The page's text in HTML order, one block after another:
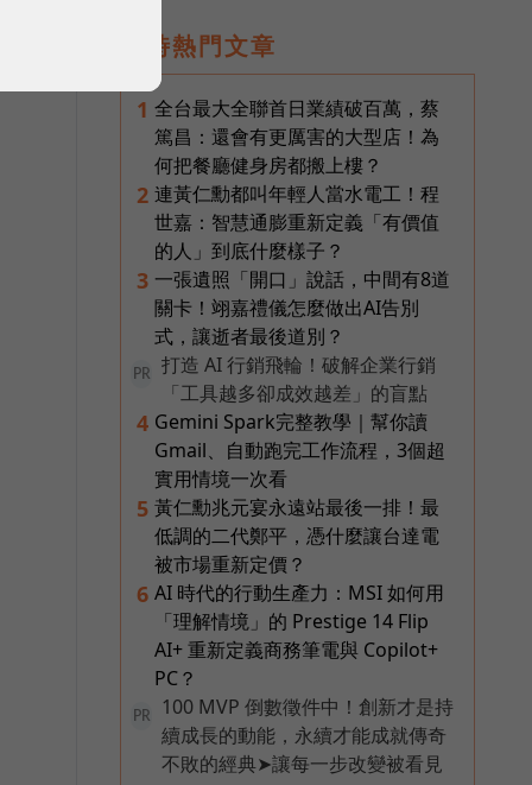
即時熱門文章
1 全台最大全聯首日業績破百萬，蔡
篤昌：還會有更厲害的大型店！為
何把餐廳健身房都搬上樓？
2 連黃仁勳都叫年輕人當水電工！程
世嘉：智慧通膨重新定義「有價值
的人」到底什麼樣子？
3 一張遺照「開口」說話，中間有8道
關卡！翊嘉禮儀怎麼做出AI告別
式，讓逝者最後道別？
PR
打造 AI 行銷飛輪！破解企業行銷
「工具越多卻成效越差」的盲點
4 Gemini Spark完整教學｜幫你讀
Gmail、自動跑完工作流程，3個超
實用情境一次看
5 黃仁勳兆元宴永遠站最後一排！最
低調的二代鄭平，憑什麼讓台達電
被市場重新定價？
6 AI 時代的行動生產力：MSI 如何用
「理解情境」的 Prestige 14 Flip
AI+ 重新定義商務筆電與 Copilot+
PC？
PR
100 MVP 倒數徵件中！創新才是持
續成長的動能，永續才能成就傳奇
不敗的經典➤讓每一步改變被看見